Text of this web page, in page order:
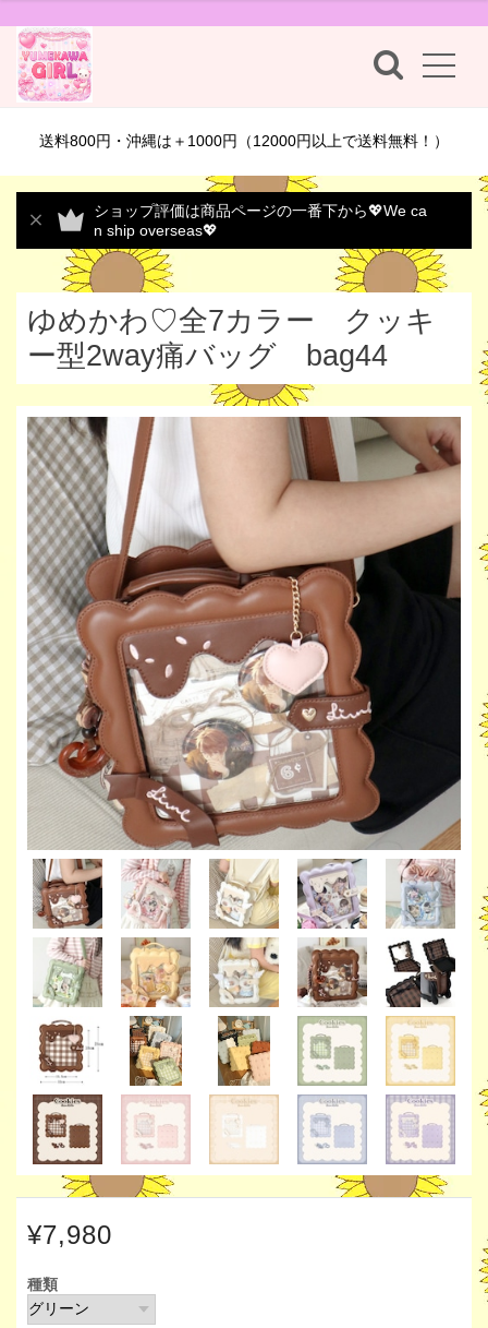
送料800円・沖縄は＋1000円（12000円以上で送料無料！）
ショップ評価は商品ページの一番下から💖We ca
n ship overseas💖
ゆめかわ♡全7カラー クッキ
ー型2way痛バッグ bag44
¥7,980
種類